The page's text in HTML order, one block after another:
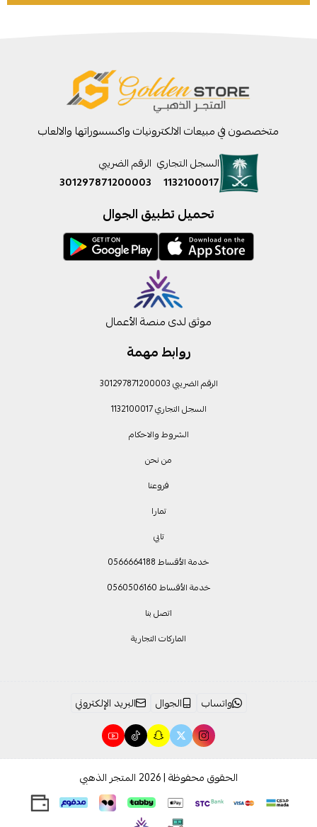
روابط مهمة
الرقم الضريبي 301297871200003
السجل التجاري 1132100017
الشروط والاحكام
من نحن
فروعنا
تمارا
تابي
خدمة الأقساط 0566664188
خدمة الأقساط 0560506160
اتصل بنا
الماركات التجارية
متخصصون في مبيعات الالكترونيات واكسسوراتها والالعاب
السجل التجاري
1132100017
الرقم الضريبي
301297871200003
تحميل تطبيق الجوال
موثق لدى منصة الأعمال
واتساب الجوال البريد الإلكتروني
الحقوق محفوظة | 2026 المتجر الذهبي